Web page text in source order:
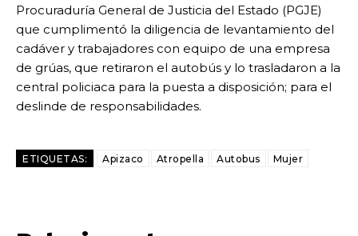
Procuraduría General de Justicia del Estado (PGJE)
que cumplimentó la diligencia de levantamiento del
cadáver y trabajadores con equipo de una empresa
de grúas, que retiraron el autobús y lo trasladaron a la
central policiaca para la puesta a disposición; para el
deslinde de responsabilidades.
ETIQUETAS: Apizaco Atropella Autobus Mujer